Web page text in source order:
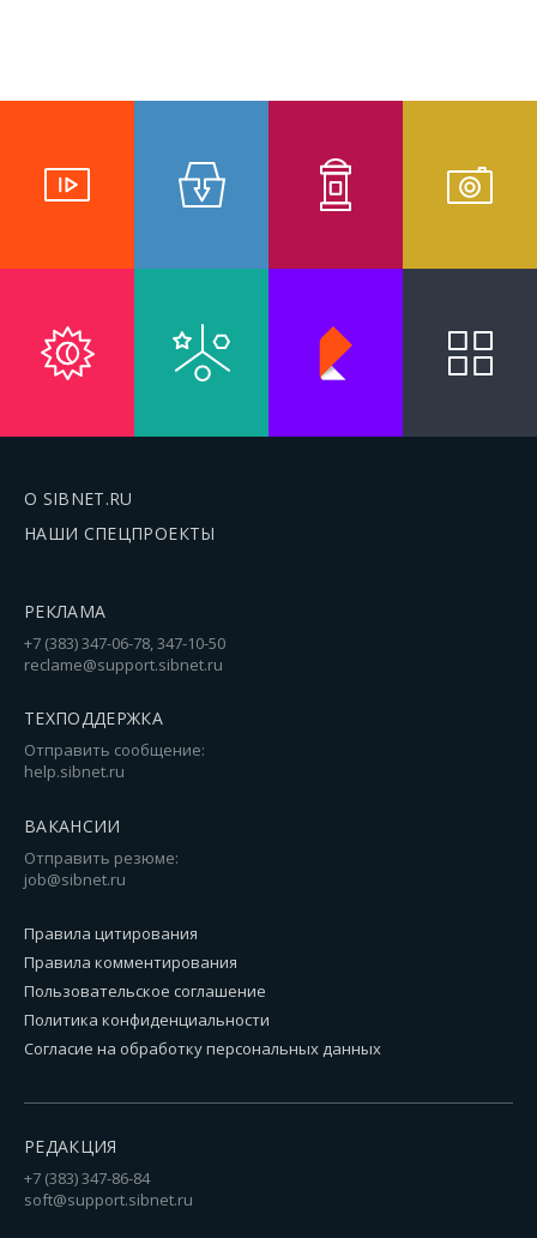
О SIBNET.RU
НАШИ СПЕЦПРОЕКТЫ
РЕКЛАМА
+7 (383) 347-06-78, 347-10-50
reclame@support.sibnet.ru
ТЕХПОДДЕРЖКА
Отправить сообщение:
help.sibnet.ru
ВАКАНСИИ
Отправить резюме:
job@sibnet.ru
Правила цитирования
Правила комментирования
Пользовательское соглашение
Политика конфиденциальности
Согласие на обработку персональных данных
РЕДАКЦИЯ
+7 (383) 347-86-84
soft@support.sibnet.ru